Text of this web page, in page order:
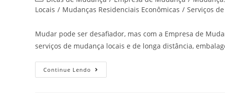
Locais / Mudanças Residenciais Econômicas / Serviços
Mudar pode ser desafiador, mas com a Empresa de
serviços de mudança locais e de longa distância,
Continue Lendo